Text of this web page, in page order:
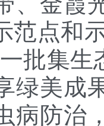
范点和
批集
绿美成
病防治